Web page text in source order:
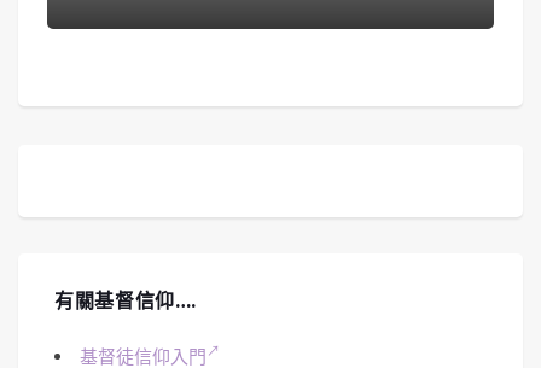
有關基督信仰….
基督徒信仰入門